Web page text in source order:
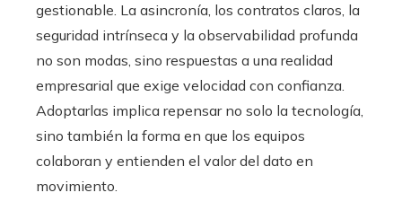
gestionable. La asincronía, los contratos claros, la
seguridad intrínseca y la observabilidad profunda
no son modas, sino respuestas a una realidad
empresarial que exige velocidad con confianza.
Adoptarlas implica repensar no solo la tecnología,
sino también la forma en que los equipos
colaboran y entienden el valor del dato en
movimiento.